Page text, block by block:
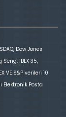
Dow Jones
Seng, IBEX 35,
VE S&P verileri 10
Elektronik Posta